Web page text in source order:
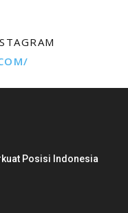
Posisi Indonesia